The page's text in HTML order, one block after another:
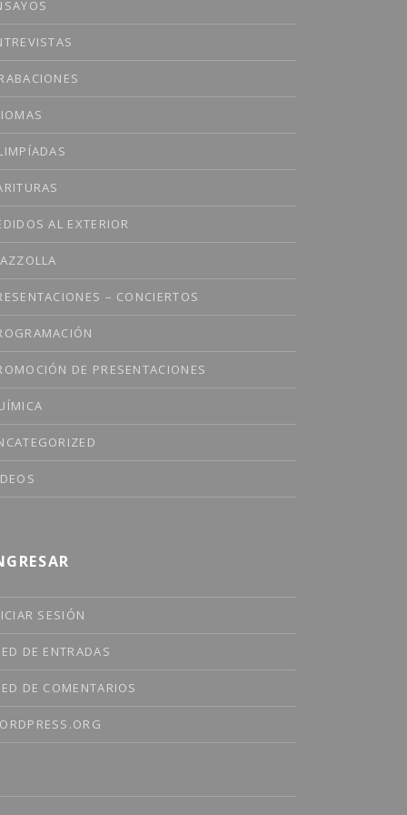
AL EXTERIOR
– CONCIERTOS
DE PRESENTACIONES
SESIÓN
DE ENTRADAS
DE COMENTARIOS